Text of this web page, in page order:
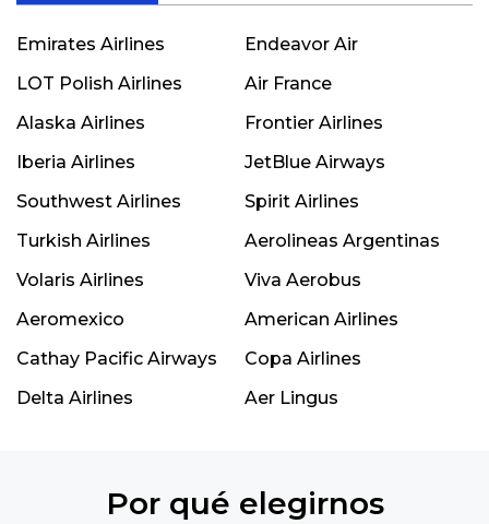
Emirates Airlines
Endeavor Air
LOT Polish Airlines
Air France
Alaska Airlines
Frontier Airlines
Iberia Airlines
JetBlue Airways
Southwest Airlines
Spirit Airlines
Turkish Airlines
Aerolineas Argentinas
Volaris Airlines
Viva Aerobus
Aeromexico
American Airlines
Cathay Pacific Airways
Copa Airlines
Delta Airlines
Aer Lingus
Por qué elegirnos